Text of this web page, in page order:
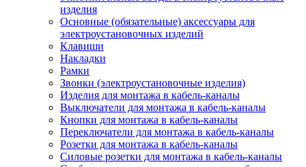
изделия
Основные (обязательные) аксессуары для
электроустановочных изделий
Клавиши
Накладки
Рамки
Звонки (электроустановочные изделия)
Изделия для монтажа в кабель-каналы
Выключатели для монтажа в кабель-каналы
Кнопки для монтажа в кабель-каналы
Переключатели для монтажа в кабель-каналы
Розетки для монтажа в кабель-каналы
Силовые розетки для монтажа в кабель-каналы